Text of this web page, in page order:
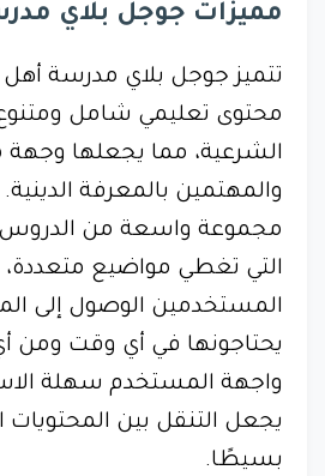
مميزات جوجل بلاي
تتميز جوجل بلاي مدرسة أهل
محتوى تعليمي شامل ومتنوع
الشرعية، مما يجعلها وجهة
والمهتمين بالمعرفة
مجموعة واسعة من الدروس
التي تغطي مواضيع
المستخدمين الوصول إلى
يحتاجونها في أي وقت ومن
واجهة المستخدم سهلة
يجعل التنقل بين المحتويات
بسيطًا.